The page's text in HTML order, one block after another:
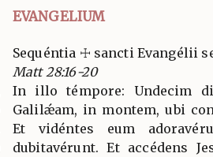
EVANGELIUM
Sequéntia ☩ sancti Evangélii
Matt 28:16-20
In illo témpore: Undecim
Galilǽam, in montem, ubi
Et vidéntes eum
dubitavérunt. Et accédens